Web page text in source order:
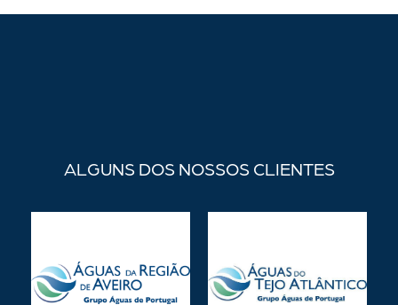
ALGUNS DOS NOSSOS CLIENTES